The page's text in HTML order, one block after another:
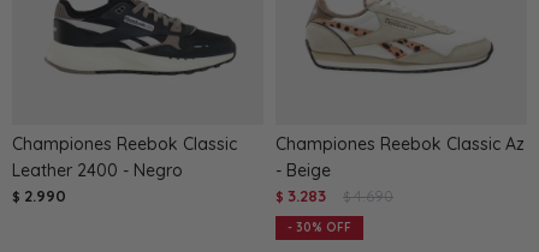
Championes Reebok Classic
Leather 2400 - Negro
$ 2.990
Championes Reebok Classic Az
- Beige
$ 3.283 $ 4.690
30